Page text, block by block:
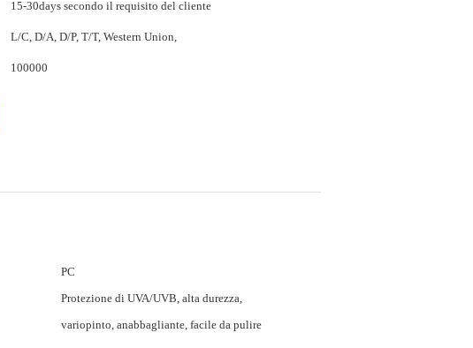
15-30days secondo il requisito del cliente
L/C, D/A, D/P, T/T, Western Union,
100000
PC
Protezione di UVA/UVB, alta durezza,
variopinto, anabbagliante, facile da pulire